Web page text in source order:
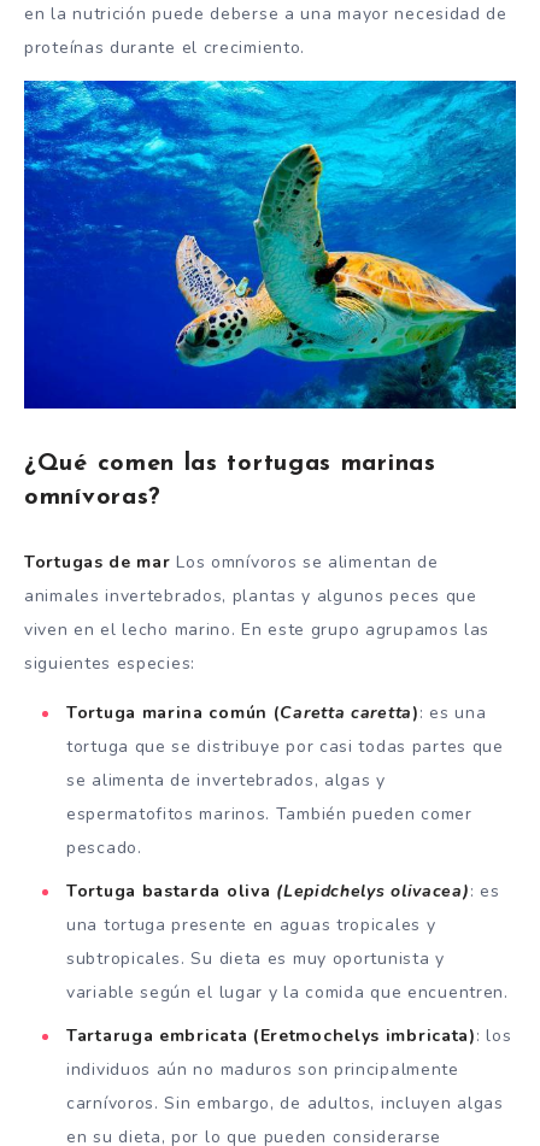
en la nutrición puede deberse a una mayor necesidad de
proteínas durante el crecimiento.
¿Qué comen las tortugas marinas
omnívoras?
Tortugas de mar Los omnívoros se alimentan de
animales invertebrados, plantas y algunos peces que
viven en el lecho marino. En este grupo agrupamos las
siguientes especies:
Tortuga marina común (Caretta caretta): es una
tortuga que se distribuye por casi todas partes que
se alimenta de invertebrados, algas y
espermatofitos marinos. También pueden comer
pescado.
Tortuga bastarda oliva (Lepidchelys olivacea): es
una tortuga presente en aguas tropicales y
subtropicales. Su dieta es muy oportunista y
variable según el lugar y la comida que encuentren.
Tartaruga embricata (Eretmochelys imbricata): los
individuos aún no maduros son principalmente
carnívoros. Sin embargo, de adultos, incluyen algas
en su dieta, por lo que pueden considerarse